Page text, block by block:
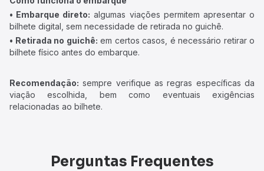
• Embarque direto: algumas viações permitem apresentar o
bilhete digital, sem necessidade de retirada no guichê.
• Retirada no guichê: em certos casos, é necessário retirar o
bilhete físico antes do embarque.
Recomendação: sempre verifique as regras específicas da
viação escolhida, bem como eventuais exigências
relacionadas ao bilhete.
Perguntas Frequentes